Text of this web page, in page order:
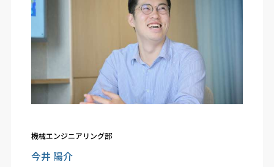
機械エンジニアリング部
今井 陽介